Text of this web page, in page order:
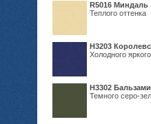
R5016 Миндаль
Теплого оттенка
Н3203
Холодного
Н3302
Темного серо-